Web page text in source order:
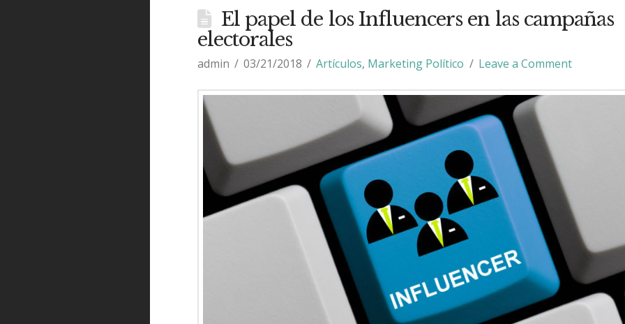
El papel de los Influencers en las campañas
electorales
admin 03/21/2018 Artículos, Marketing Político Leave a Comment